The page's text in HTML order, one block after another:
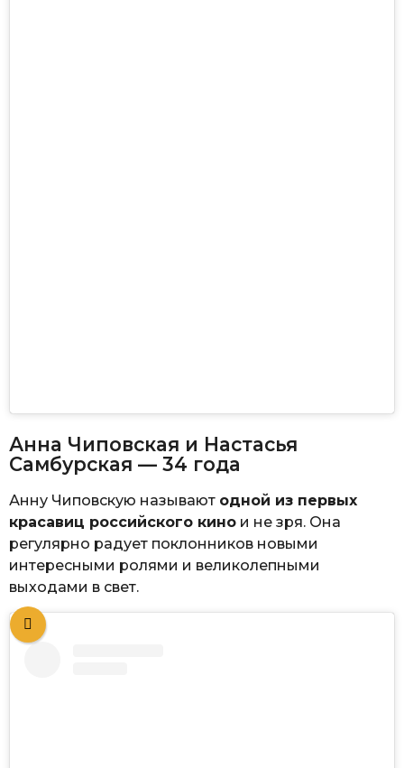
Анна Чиповская и Настасья
Самбурская — 34 года
Анну Чиповскую называют одной из первых
красавиц российского кино и не зря. Она
регулярно радует поклонников новыми
интересными ролями и великолепными
выходами в свет.